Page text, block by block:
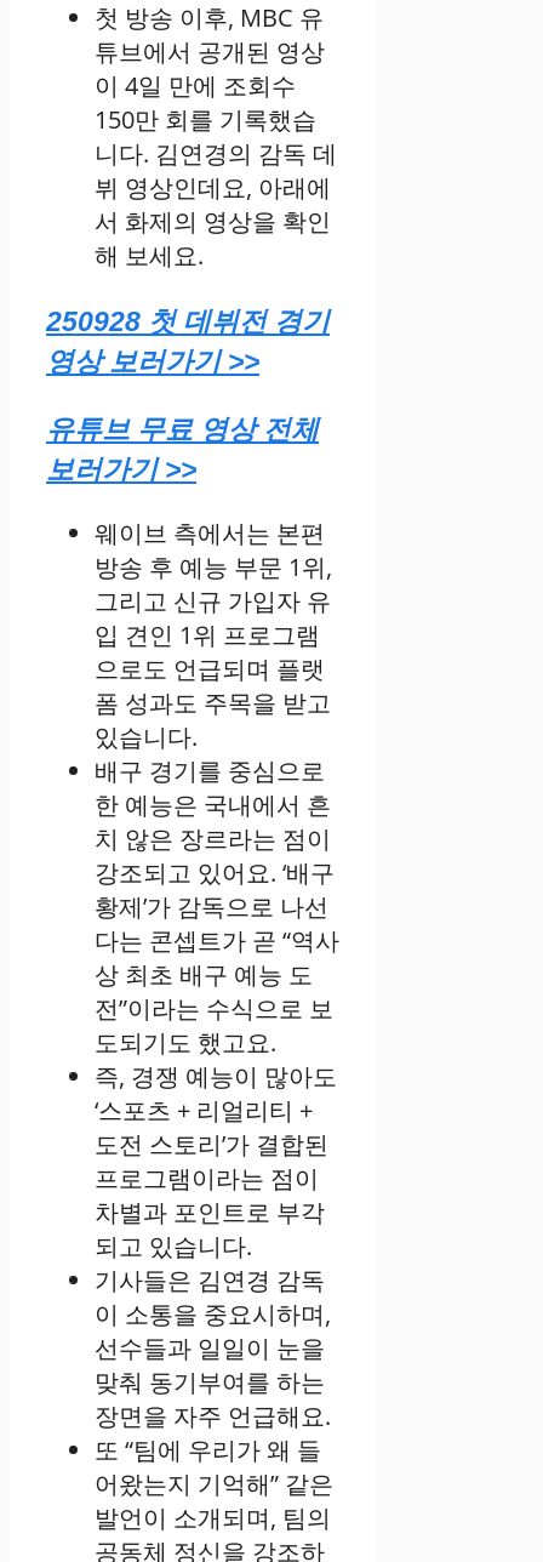
첫 방송 이후, MBC 유
튜브에서 공개된 영상
이 4일 만에 조회수
150만 회를 기록했습
니다. 김연경의 감독 데
뷔 영상인데요, 아래에
서 화제의 영상을 확인
해 보세요.
250928 첫 데뷔전 경기
영상 보러가기 >>
유튜브 무료 영상 전체
보러가기 >>
웨이브 측에서는 본편
방송 후 예능 부문 1위,
그리고 신규 가입자 유
입 견인 1위 프로그램
으로도 언급되며 플랫
폼 성과도 주목을 받고
있습니다.
배구 경기를 중심으로
한 예능은 국내에서 흔
치 않은 장르라는 점이
강조되고 있어요. ‘배구
황제’가 감독으로 나선
다는 콘셉트가 곧 “역사
상 최초 배구 예능 도
전”이라는 수식으로 보
도되기도 했고요.
즉, 경쟁 예능이 많아도
‘스포츠 + 리얼리티 +
도전 스토리’가 결합된
프로그램이라는 점이
차별과 포인트로 부각
되고 있습니다.
기사들은 김연경 감독
이 소통을 중요시하며,
선수들과 일일이 눈을
맞춰 동기부여를 하는
장면을 자주 언급해요.
또 “팀에 우리가 왜 들
어왔는지 기억해” 같은
발언이 소개되며, 팀의
공동체 정신을 강조하